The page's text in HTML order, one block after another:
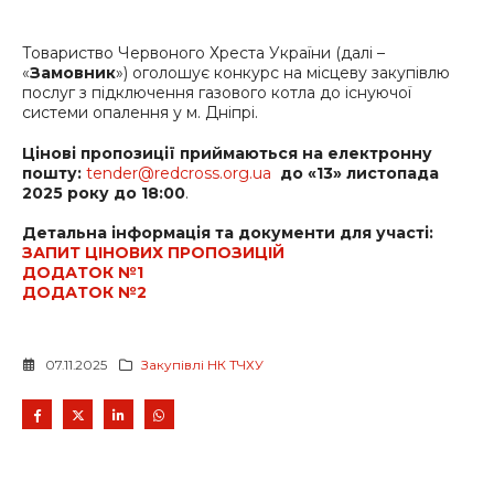
Товариство Червоного Хреста України (далі –
«Замовник») оголошує конкурс на місцеву закупівлю
послуг з підключення газового котла до існуючої
системи опалення у м. Дніпрі.
Цінові пропозиції приймаються на електронну
пошту: tender@redcross.org.ua до «13» листопада
2025 року до 18:00.
Детальна інформація та документи для участі:
ЗАПИТ ЦІНОВИХ ПРОПОЗИЦІЙ
ДОДАТОК №1
ДОДАТОК №2
07.11.2025 Закупівлі НК ТЧХУ